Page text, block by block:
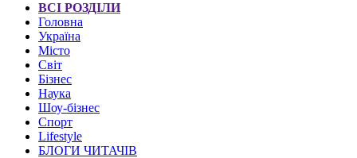
ВСІ РОЗДІЛИ
Головна
Україна
Місто
Світ
Бізнес
Наука
Шоу-бізнес
Спорт
Lifestyle
БЛОГИ ЧИТАЧІВ